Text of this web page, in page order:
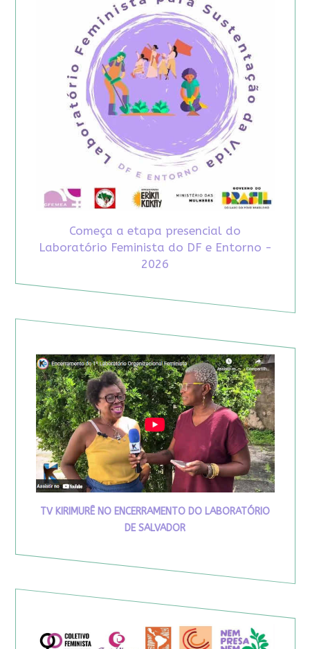
Começa a etapa presencial do
Laboratório Feminista do DF e Entorno -
2026
TV KIRIMURÊ NO ENCERRAMENTO DO LABORATÓRIO
DE SALVADOR